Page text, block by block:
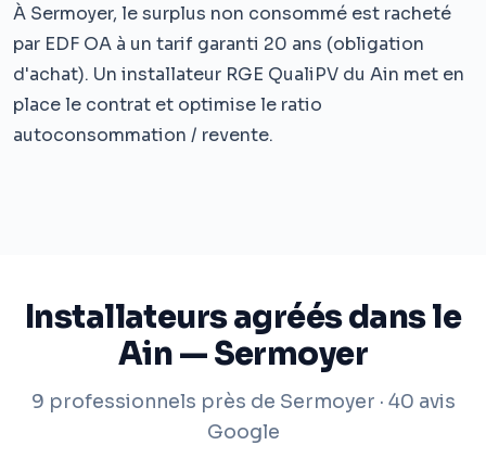
À Sermoyer, le surplus non consommé est racheté
par EDF OA à un tarif garanti 20 ans (obligation
d'achat). Un installateur RGE QualiPV du Ain met en
place le contrat et optimise le ratio
autoconsommation / revente.
Installateurs agréés dans le
Ain — Sermoyer
9 professionnels près de Sermoyer · 40 avis
Google